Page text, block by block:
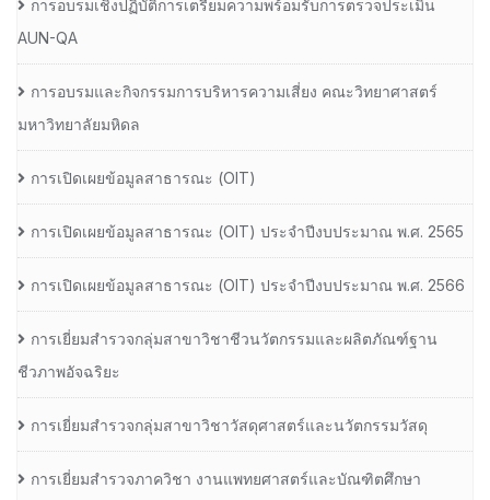
การอบรมเชิงปฏิบัติการเตรียมความพร้อมรับการตรวจประเมิน
AUN-QA
การอบรมและกิจกรรมการบริหารความเสี่ยง คณะวิทยาศาสตร์
มหาวิทยาลัยมหิดล
การเปิดเผยข้อมูลสาธารณะ (OIT)
การเปิดเผยข้อมูลสาธารณะ (OIT) ประจำปีงบประมาณ พ.ศ. 2565
การเปิดเผยข้อมูลสาธารณะ (OIT) ประจำปีงบประมาณ พ.ศ. 2566
การเยี่ยมสำรวจกลุ่มสาขาวิชาชีวนวัตกรรมและผลิตภัณฑ์ฐาน
ชีวภาพอัจฉริยะ
การเยี่ยมสำรวจกลุ่มสาขาวิชาวัสดุศาสตร์และนวัตกรรมวัสดุ
การเยี่ยมสำรวจภาควิชา งานแพทยศาสตร์และบัณฑิตศึกษา